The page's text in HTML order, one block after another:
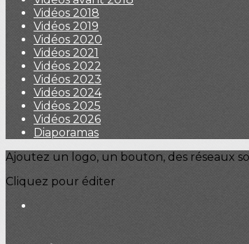
Vidéos 2018
Vidéos 2019
Vidéos 2020
Vidéos 2021
Vidéos 2022
Vidéos 2023
Vidéos 2024
Vidéos 2025
Vidéos 2026
Diaporamas
Ajoutez un logo, un bouton, des réseaux
Cliquez pour éditer